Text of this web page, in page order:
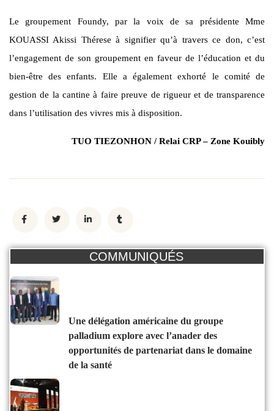
Le groupement Foundy, par la voix de sa présidente Mme
KOUASSI Akissi Thérese à signifier qu’à travers ce don, c’est
l’engagement de son groupement en faveur de l’éducation et du
bien-être des enfants. Elle a également exhorté le comité de
gestion de la cantine à faire preuve de rigueur et de transparence
dans l’utilisation des vivres mis à disposition.
TUO TIEZONHON / Relai CRP – Zone Kouibly
COMMUNIQUÉS
une délégation américaine du groupe
palladium explore avec l’anader des
opportunités de partenariat dans le domaine
de la santé